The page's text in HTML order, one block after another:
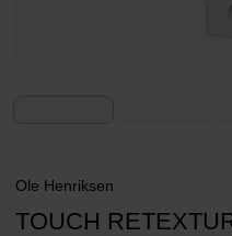
Ole Henriksen
TOUCH